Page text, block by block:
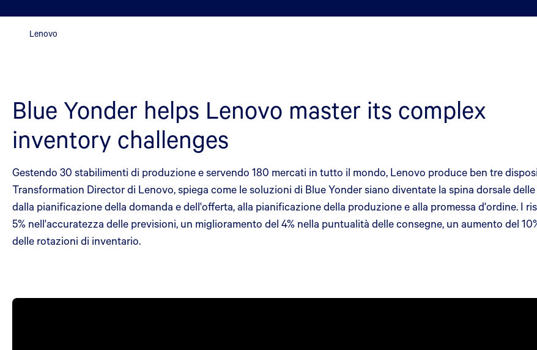
Lenovo
Blue Yonder helps Lenovo master its complex
inventory challenges
Gestendo 30 stabilimenti di produzione e servendo 180 mercati in tutto il mondo, Lenovo produce ben tre
Transformation Director di Lenovo, spiega come le soluzioni di Blue Yonder siano diventate la spina dorsale
dalla pianificazione della domanda e dell'offerta, alla pianificazione della produzione e alla promessa d'ordine. I
5% nell'accuratezza delle previsioni, un miglioramento del 4% nella puntualità delle consegne, un aumento del
delle rotazioni di inventario.